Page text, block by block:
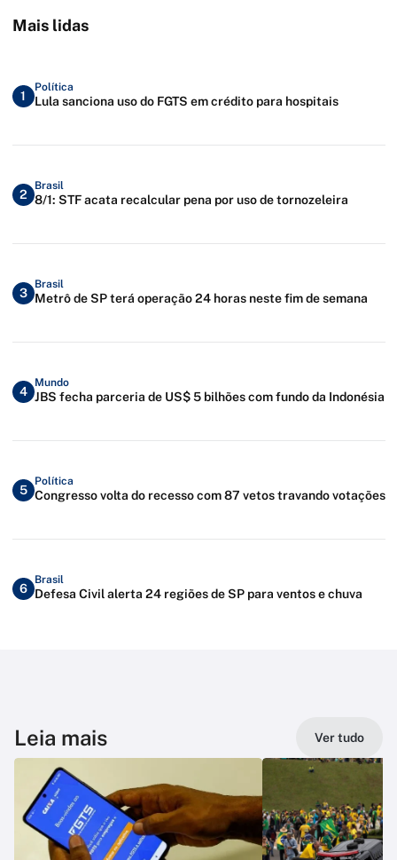
Mais lidas
1
Política
Lula sanciona uso do FGTS em crédito para hospitais
2
Brasil
8/1: STF acata recalcular pena por uso de tornozeleira
3
Brasil
Metrô de SP terá operação 24 horas neste fim de semana
4
Mundo
JBS fecha parceria de US$ 5 bilhões com fundo da Indonésia
5
Política
Congresso volta do recesso com 87 vetos travando votações
6
Brasil
Defesa Civil alerta 24 regiões de SP para ventos e chuva
Leia mais Ver tudo